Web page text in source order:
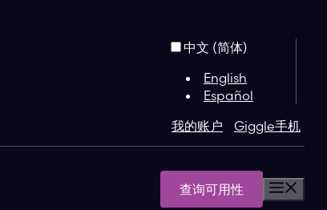
中文 (简体)
English
Español
我的账户
Giggle手机
查询可用性